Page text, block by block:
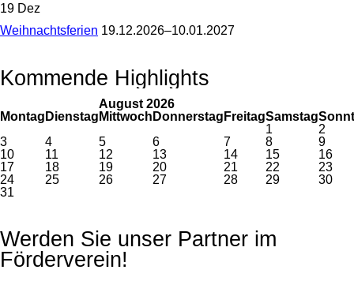
19 Dez
Weihnachtsferien 19.12.2026–10.01.2027
Kommende Highlights
August 2026
Montag Dienstag Mittwoch Donnerstag FreitagSamstag
1
2
3
4 5 6 7 8
9
10
11 12 13 14 15
16
17
18 19 20 21 22
23
24
25 26 27 28 29
30
31
Werden Sie unser Partner im
Förderverein!